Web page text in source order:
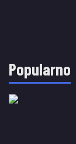
Popularno